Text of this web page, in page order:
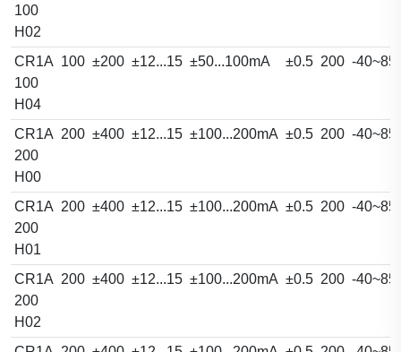
100
H02
CR1A
100
H04
100 ±200 ±12...15 ±50...100mA ±0.5 200 -40~85
CR1A
200
H00
200 ±400 ±12...15 ±100...200mA ±0.5 200 -40~85
CR1A
200
H01
200 ±400 ±12...15 ±100...200mA ±0.5 200 -40~85
CR1A
200
H02
200 ±400 ±12...15 ±100...200mA ±0.5 200 -40~85